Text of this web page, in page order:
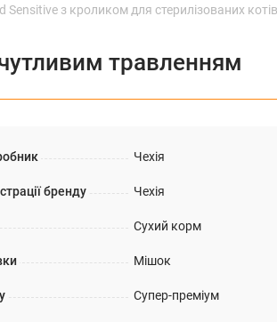
Sensitive з кроликом для стерилізованих
травленням
Чехія
бренду Чехія
Сухий корм
Мішок
Супер-преміум